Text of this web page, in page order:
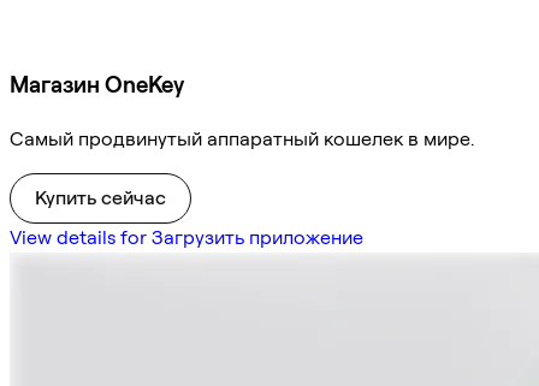
Магазин OneKey
Самый продвинутый аппаратный кошелек в мире.
Купить сейчас
View details for Загрузить приложение